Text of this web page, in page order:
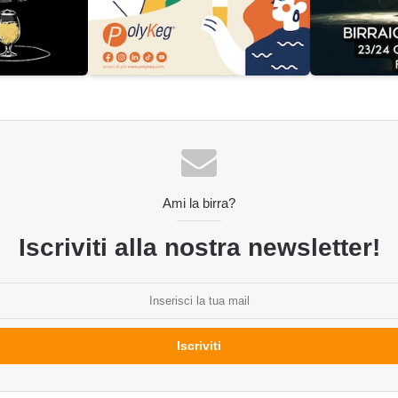
Ami la birra?
Iscriviti alla nostra newsletter!